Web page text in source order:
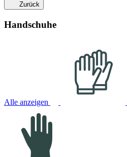
Zurück
Handschuhe
Alle anzeigen